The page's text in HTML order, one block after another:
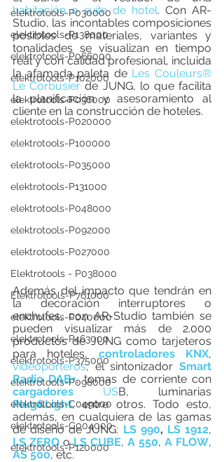
elektrotools-P030000
elektrotools-P138000
elektrotools-P066000
elektrotools-P102000
elektrotools-P036000
elektrotools-P020000
elektrotools-P100000
elektrotools-P035000
elektrotools-P131000
elektrotools-P048000
elektrotools-P092000
elektrotools-P027000
Elektrotools - P038000
Elektrotools-P761000
elektrotools-P040000
elektrotools-P463000
elektrotools-P375000
elektrotools-P098000
elektrotools-C049000
elektrotools-C004000
elektrotools-P120000
habitación o suite de hotel. Con AR-
Studio, las incontables composiciones
posibles de materiales, variantes y
tonalidades se visualizan en tiempo
real y con calidad profesional, incluida
la afamada paleta de Les Couleurs®
Le Corbusier de JUNG, lo que facilita
la planificación y asesoramiento al
cliente en la construcción de hoteles.
Además del impacto que tendrán en
la decoración interruptores o
enchufes, con AR-Studio también se
pueden visualizar más de 2.000
productos de JUNG como tarjeteros
para hoteles, controladores KNX
videoporteros, el sintonizador Smart
Radio DAB+
cargadores
US
Plug&Light, entre otros. Todo esto,
además, en cualquiera de las gamas
de diseño de JUNG: LS 990, LS 1912
LS ZERO o LS CUBE, A 550, A FLOW
AS 500, etc.